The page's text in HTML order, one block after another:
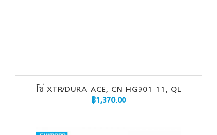
โซ่ XTR/DURA-ACE, CN-HG901-11, QL
฿1,370.00